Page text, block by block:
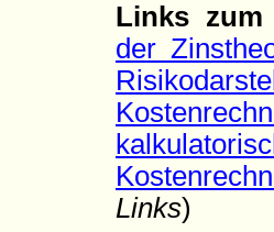
Links zum
der
Links)